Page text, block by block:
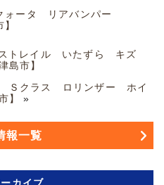
ォータ リアバンパー
トレイル いたずら キズ
市】
Ｓクラス ロリンザー ホイ
】
»
報一覧